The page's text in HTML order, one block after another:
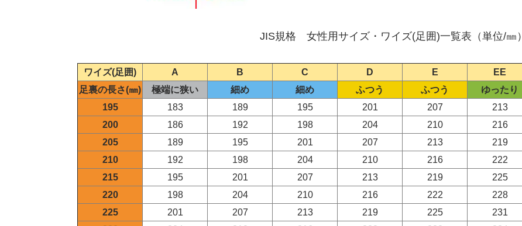
JIS規格 女性用サイズ・ワイズ(足囲)一覧表（単位/㎜）
ワイズ(足囲) A B C D E EE
足裏の長さ(㎜)
極端に狭い 細め 細め ふつう ふつう ゆったり
195
183 189 195 201 207 213
200
186 192 198 204 210 216
205
189 195 201 207 213 219
210
192 198 204 210 216 222
215
195 201 207 213 219 225
220
198 204 210 216 222 228
225
201 207 213 219 225 231